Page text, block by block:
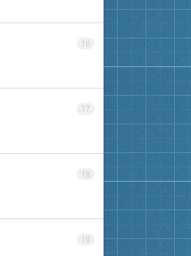
16
17
18
19